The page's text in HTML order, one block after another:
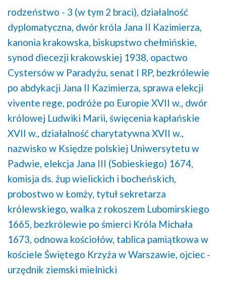
rodzeństwo - 3 (w tym 2 braci), działalność
dyplomatyczna, dwór króla Jana II Kazimierza,
kanonia krakowska, biskupstwo chełmińskie,
synod diecezji krakowskiej 1938, opactwo
Cystersów w Paradyżu, senat I RP, bezkrólewie
po abdykacji Jana II Kazimierza, sprawa elekcji
vivente rege, podróże po Europie XVII w., dwór
królowej Ludwiki Marii, święcenia kapłańskie
XVII w., działalność charytatywna XVII w.,
nazwisko w Księdze polskiej Uniwersytetu w
Padwie, elekcja Jana III (Sobieskiego) 1674,
komisja ds. żup wielickich i bocheńskich,
probostwo w Łomży, tytuł sekretarza
królewskiego, walka z rokoszem Lubomirskiego
1665, bezkrólewie po śmierci Króla Michała
1673, odnowa kościołów, tablica pamiątkowa w
kościele Świętego Krzyża w Warszawie, ojciec -
urzędnik ziemski mielnicki